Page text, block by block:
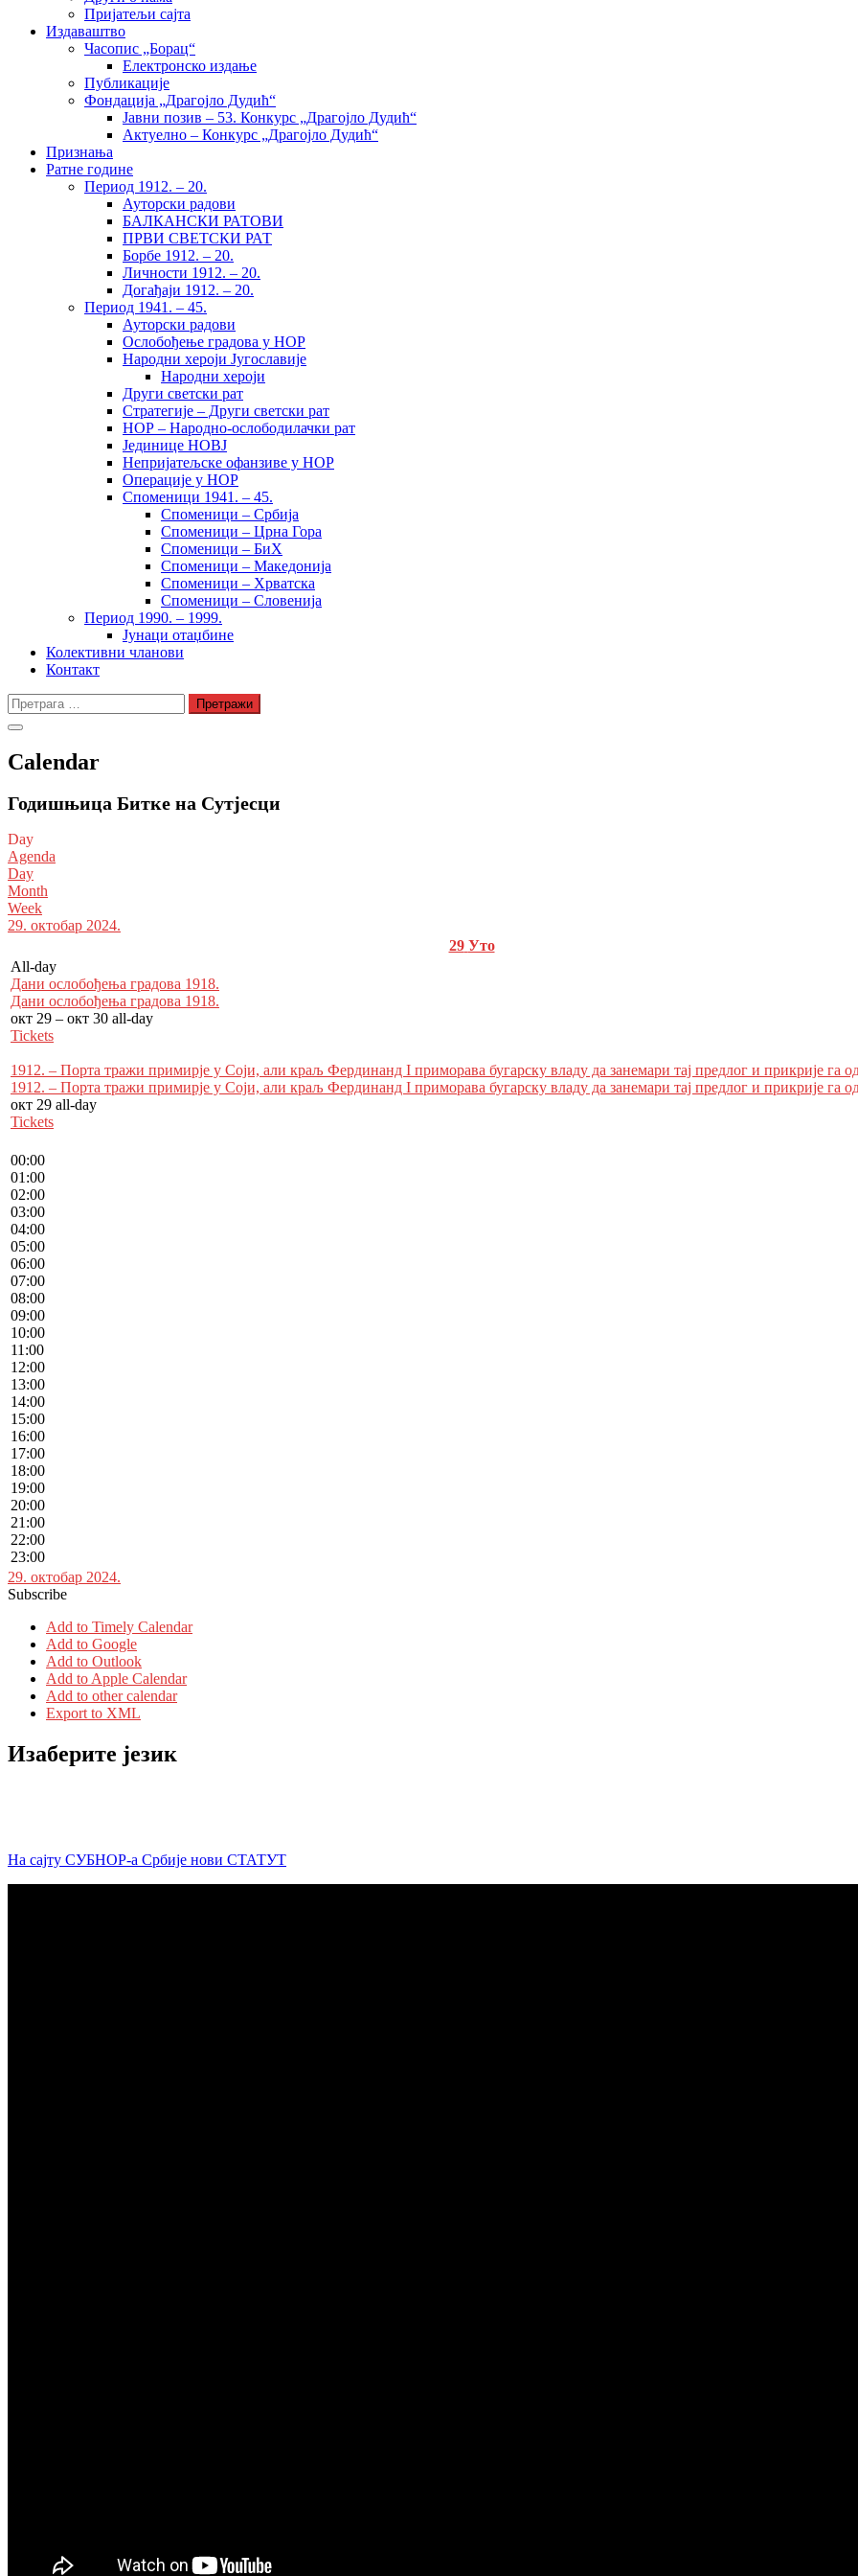
Пријатељи сајта
Издаваштво
Часопис „Борац“
Електронско издање
Публикације
Фондација „Драгојло Дудић“
Јавни позив – 53. Конкурс „Драгојло Дудић“
Актуелно – Конкурс „Драгојло Дудић“
Признања
Ратне године
Период 1912. – 20.
Ауторски радови
БАЛКАНСКИ РАТОВИ
ПРВИ СВЕТСКИ РАТ
Борбе 1912. – 20.
Личности 1912. – 20.
Догађаји 1912. – 20.
Период 1941. – 45.
Ауторски радови
Ослобођење градова у НОР
Народни хероји Југославије
Народни хероји
Други светски рат
Стратегије – Други светски рат
НОР – Народно-ослободилачки рат
Јединице НОВЈ
Непријатељске офанзиве у НОР
Операције у НОР
Споменици 1941. – 45.
Споменици – Србија
Споменици – Црна Гора
Споменици – БиХ
Споменици – Македонија
Споменици – Хрватска
Споменици – Словенија
Период 1990. – 1999.
Јунаци отаџбине
Колективни чланови
Контакт
Претрага
за:
Calendar
Годишњица Битке на Сутјесци
Day
Agenda
Day
Month
Week
29. октобар 2024.
29 Уто
All-day
Дани ослобођења градова 1918.
Дани ослобођења градова 1918.
окт 29 – окт 30 all-day
Tickets
1912. – Порта тражи примирје у Соји, али краљ Фердинанд I приморава бугарску владу да занемари тај предлог и прикрије га
1912. – Порта тражи примирје у Соји, али краљ Фердинанд I приморава бугарску владу да занемари тај предлог и прикрије га
окт 29 all-day
Tickets
00:00
01:00
02:00
03:00
04:00
05:00
06:00
07:00
08:00
09:00
10:00
11:00
12:00
13:00
14:00
15:00
16:00
17:00
18:00
19:00
20:00
21:00
22:00
23:00
29. октобар 2024.
Subscribe
Add to Timely Calendar
Add to Google
Add to Outlook
Add to Apple Calendar
Add to other calendar
Export to XML
Изаберите језик
На сајту СУБНОР-а Србије нови СТАТУТ